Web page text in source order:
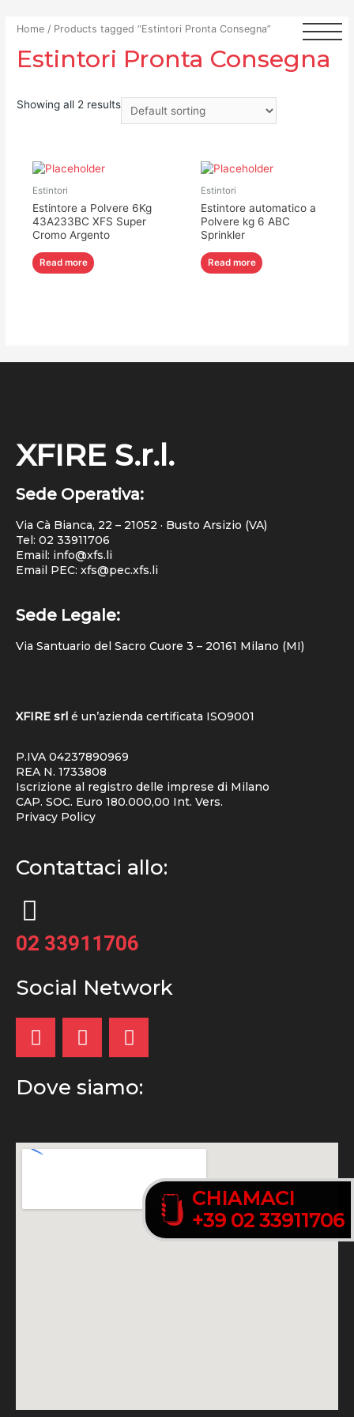
Home / Products tagged “Estintori Pronta Consegna”
Estintori Pronta Consegna
Showing all 2 results
Estintori
Estintore a Polvere 6Kg
43A233BC XFS Super
Cromo Argento
Read more
Estintori
Estintore automatico a
Polvere kg 6 ABC
Sprinkler
Read more
XFIRE S.r.l.
Sede Operativa:
Via Cà Bianca, 22 – 21052 · Busto Arsizio (VA)
Tel: 02 33911706
Email: info@xfs.li
Email PEC: xfs@pec.xfs.li
Sede Legale:
Via Santuario del Sacro Cuore 3 – 20161 Milano (MI)
XFIRE srl é un’azienda certificata ISO9001
P.IVA 04237890969
REA N. 1733808
Iscrizione al registro delle imprese di Milano
CAP. SOC. Euro 180.000,00 Int. Vers.
Privacy Policy
Contattaci allo:
02 33911706
Social Network
CHIAMACI
+39 02 33911706
Dove siamo:
CHIAMACI
+39 02 33911706